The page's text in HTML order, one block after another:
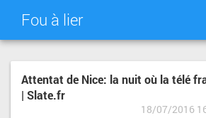
Fou à lier
NUAGE DE TAGS
Attentat de Nice: la nuit où la télé
| Slate.fr
18/07/2016